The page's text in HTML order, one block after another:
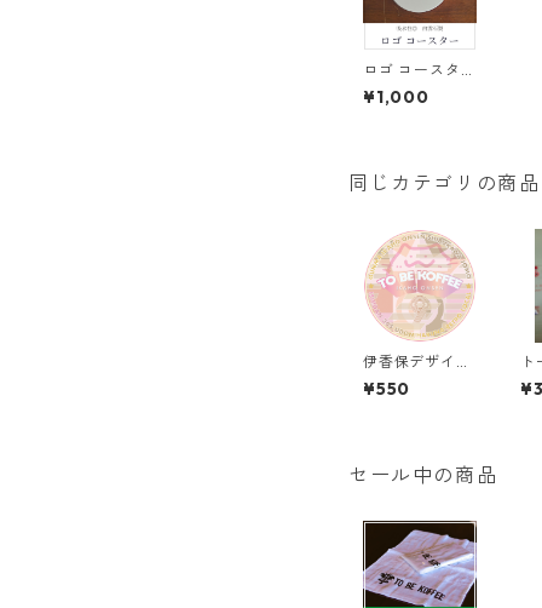
ロゴ コースター
│白雲石製
¥1,000
同じカテゴリの商品
伊香保デザイ
ン キーホルダ
ー
¥550
キ
セール中の商品